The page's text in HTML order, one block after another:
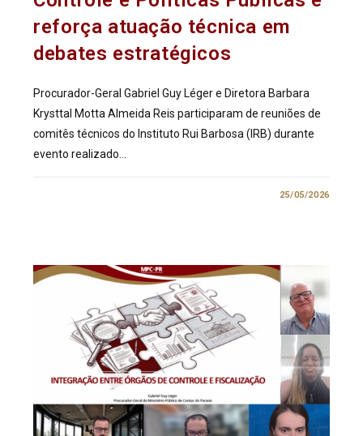
reforça atuação técnica em
debates estratégicos
Procurador-Geral Gabriel Guy Léger e Diretora Barbara
Krysttal Motta Almeida Reis participaram de reuniões de
comitês técnicos do Instituto Rui Barbosa (IRB) durante
evento realizado…
25/05/2026